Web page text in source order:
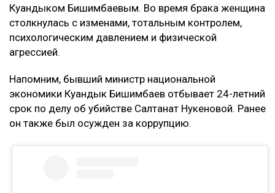
замечательную семью, и я не видела никаких
рисков. Сейчас понимаю, что договор
доверительного управления может стать
ловушкой. Спустя годы с меня требуют
истцы, были получены от этого бизнеса, –
заявила она.
Кахарман также сказала, что после нового иска
может сама обратиться в суд. Она намерена